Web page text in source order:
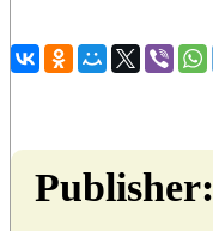
Publisher: